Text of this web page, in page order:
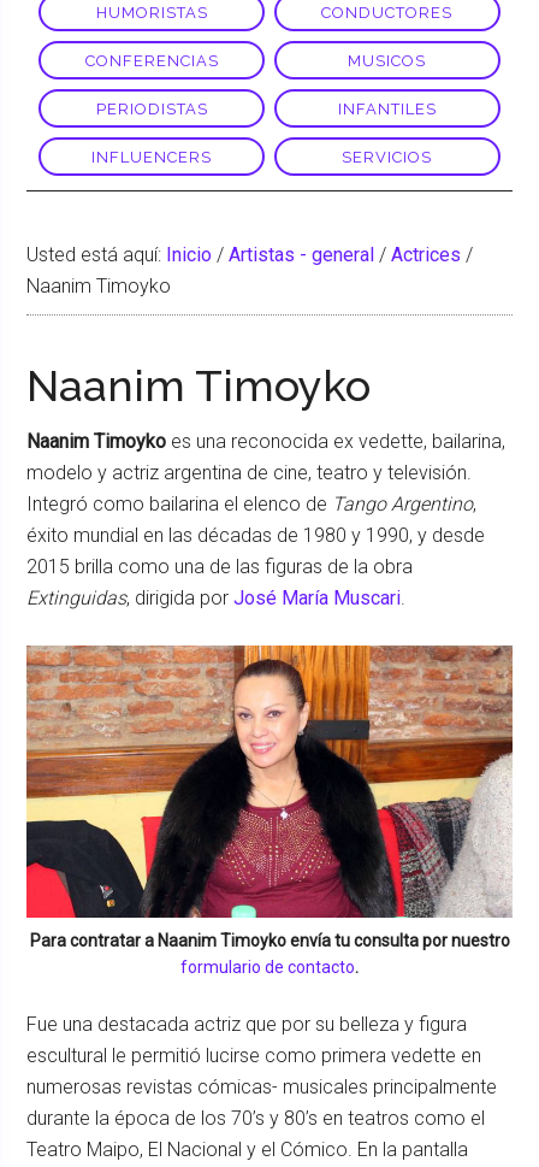
HUMORISTAS CONDUCTORES
CONFERENCIAS MUSICOS
PERIODISTAS INFANTILES
INFLUENCERS SERVICIOS
Usted está aquí: Inicio / Artistas - general / Actrices /
Naanim Timoyko
Naanim Timoyko
Naanim Timoyko es una reconocida ex vedette, bailarina,
modelo y actriz argentina de cine, teatro y televisión.
Integró como bailarina el elenco de Tango Argentino,
éxito mundial en las décadas de 1980 y 1990, y desde
2015 brilla como una de las figuras de la obra
Extinguidas, dirigida porJosé María Muscari.
Para contratar a Naanim Timoykoenvía tu consulta por nuestro
formulario de contacto.
Fue una destacada actriz que por su belleza y figura
escultural le permitió lucirse como primera vedette en
numerosas revistas cómicas- musicales principalmente
durante la época de los 70’s y 80’s en teatros como el
Teatro Maipo, El Nacional y el Cómico. En la pantalla